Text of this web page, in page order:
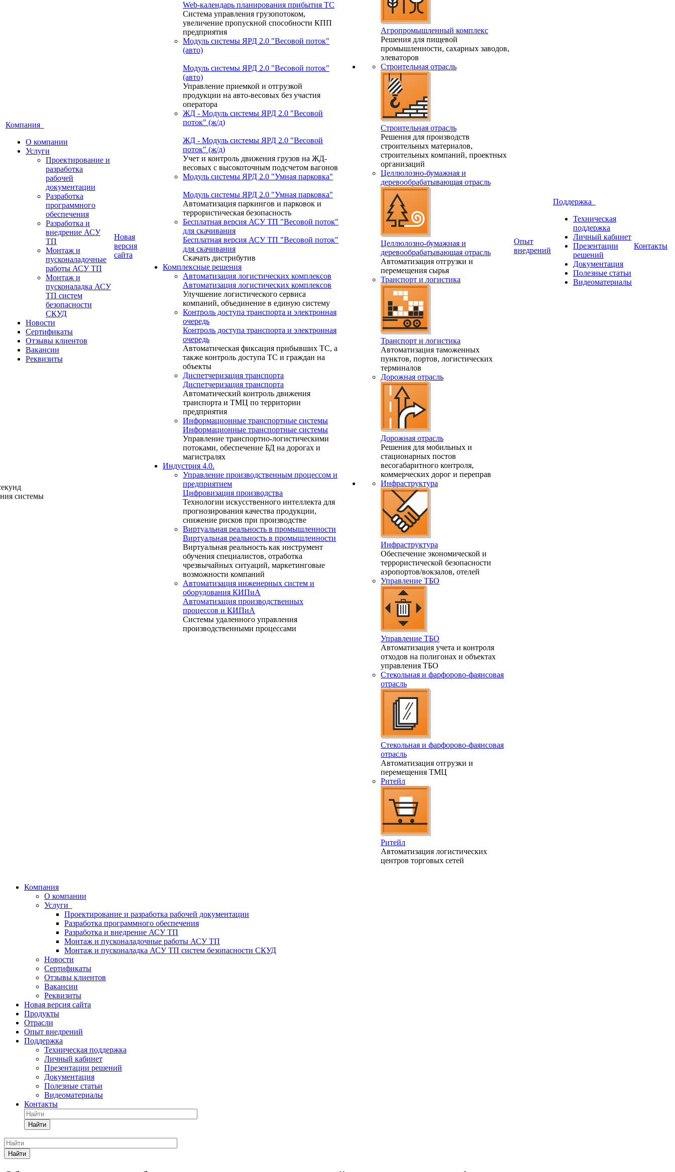
Компания
О компании
Услуги
Проектирование и
разработка
рабочей
документации
Разработка
программного
обеспечения
Разработка и
внедрение АСУ
ТП
Монтаж и
пусконаладочные
работы АСУ ТП
Монтаж и
пусконаладка АСУ
ТП систем
безопасности
СКУД
Новости
Сертификаты
Отзывы клиентов
Вакансии
Реквизиты
Новая
версия
сайта
Web-календарь планирования прибытия ТС
Система управления грузопотоком,
увеличение пропускной способности КПП
предприятия
Модуль системы ЯРД 2.0 "Весовой поток"
(авто)
Модуль системы ЯРД 2.0 "Весовой поток"
(авто)
Управление приемкой и отгрузкой
продукции на авто-весовых без участия
оператора
ЖД - Модуль системы ЯРД 2.0 "Весовой
поток" (ж/д)
ЖД - Модуль системы ЯРД 2.0 "Весовой
поток" (ж/д)
Учет и контроль движения грузов на ЖД-
весовых с высокоточным подсчетом вагонов
Модуль системы ЯРД 2.0 "Умная парковка"
Модуль системы ЯРД 2.0 "Умная парковка"
Автоматизация паркингов и парковок и
террористическая безопасность
Бесплатная версия АСУ ТП "Весовой поток"
для скачивания
Бесплатная версия АСУ ТП "Весовой поток"
для скачивания
Скачать дистрибутив
Комплексные решения
Автоматизация логистических комплексов
Автоматизация логистических комплексов
Улучшение логистического сервиса
компаний, объединение в единую систему
Контроль доступа транспорта и электронная
очередь
Контроль доступа транспорта и электронная
очередь
Автоматическая фиксация прибывших ТС, а
также контроль доступа ТС и граждан на
объекты
Диспетчеризация транспорта
Диспетчеризация транспорта
Автоматический контроль движения
транспорта и ТМЦ по территории
предприятия
Информационные транспортные системы
Информационные транспортные системы
Управление транспортно-логистическими
потоками, обеспечение БД на дорогах и
магистралях
Индустрия 4.0.
Управление производственным процессом и
предприятием
Цифровизация производства
Технологии искусственного интеллекта для
прогнозирования качества продукции,
снижение рисков при производстве
Виртуальная реальность в промышленности
Виртуальная реальность в промышленности
Виртуальная реальность как инструмент
обучения специалистов, отработка
чрезвычайных ситуаций, маркетинговые
возможности компаний
Автоматизация инженерных систем и
оборудования КИПиА
Автоматизация производственных
процессов и КИПиА
Системы удаленного управления
производственными процессами
Агропромышленный комплекс
Решения для пищевой
промышленности, сахарных заводов,
элеваторов
Строительная отрасль
Строительная отрасль
Решения для производств
строительных материалов,
строительных компаний, проектных
организаций
Целлюлозно-бумажная и
деревообрабатывающая отрасль
Целлюлозно-бумажная и
деревообрабатывающая отрасль
Автоматизация отгрузки и
перемещения сырья
Транспорт и логистика
Транспорт и логистика
Автоматизация таможенных
пунктов, портов, логистических
терминалов
Дорожная отрасль
Дорожная отрасль
Решения для мобильных и
стационарных постов
весогабаритного контроля,
коммерческих дорог и переправ
Инфраструктура
Инфраструктура
Обеспечение экономической и
террористической безопасности
аэропортов/вокзалов, отелей
Управление ТБО
Управление ТБО
Автоматизация учета и контроля
отходов на полигонах и объектах
управления ТБО
Стекольная и фарфорово-фаянсовая
отрасль
Стекольная и фарфорово-фаянсовая
отрасль
Автоматизация отгрузки и
перемещения ТМЦ
Ритейл
Ритейл
Автоматизация логистических
центров торговых сетей
Опыт
внедрений
Поддержка
Техническая
поддержка
Личный кабинет
Презентации
решений
Документация
Полезные статьи
Видеоматериалы
Контакты
Компания
О компании
Услуги
Проектирование и разработка рабочей документации
Разработка программного обеспечения
Разработка и внедрение АСУ ТП
Монтаж и пусконаладочные работы АСУ ТП
Монтаж и пусконаладка АСУ ТП систем безопасности СКУД
Новости
Сертификаты
Отзывы клиентов
Вакансии
Реквизиты
Новая версия сайта
Продукты
Отрасли
Опыт внедрений
Поддержка
Техническая поддержка
Личный кабинет
Презентации решений
Документация
Полезные статьи
Видеоматериалы
Контакты
Найти
Найти
системы